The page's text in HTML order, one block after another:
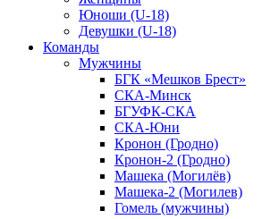
Юноши (U-18)
Девушки (U-18)
Команды
Мужчины
БГК «Мешков Брест»
СКА-Минск
БГУФК-СКА
СКА-Юни
Кронон (Гродно)
Кронон-2 (Гродно)
Машека (Могилёв)
Машека-2 (Могилев)
Гомель (мужчины)